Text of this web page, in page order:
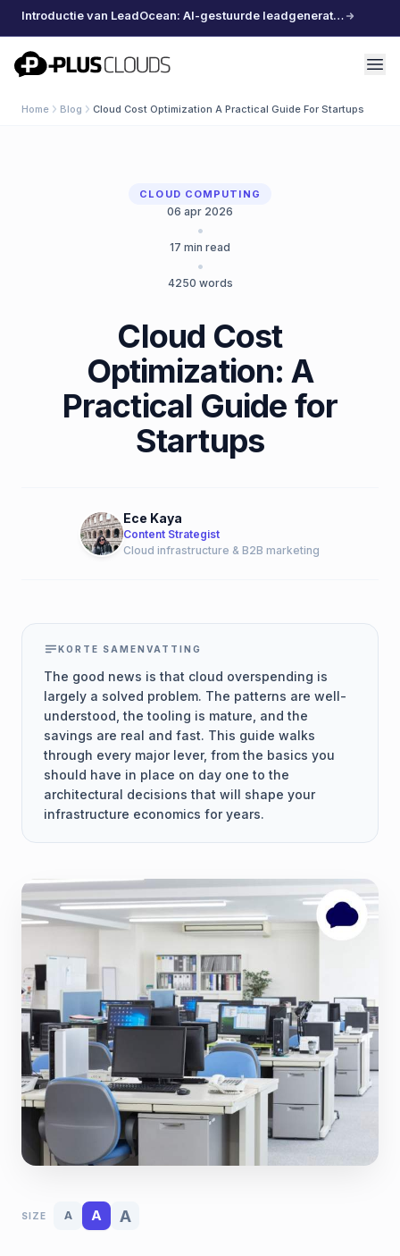
Introductie van LeadOcean: AI-gestuurde leadgeneratie, samengestelde data, moeiteloos schalen
PlusClouds
Home Blog Cloud Cost Optimization A Practical Guide For Startups
CLOUD COMPUTING
06 apr 2026
•
17 min read
•
4250 words
Cloud Cost
Optimization: A
Practical Guide for
Startups
Ece Kaya
Content Strategist
Cloud infrastructure & B2B marketing
KORTE SAMENVATTING
The good news is that cloud overspending is
largely a solved problem. The patterns are well-
understood, the tooling is mature, and the
savings are real and fast. This guide walks
through every major lever, from the basics you
should have in place on day one to the
architectural decisions that will shape your
infrastructure economics for years.
SIZE A A A